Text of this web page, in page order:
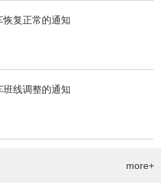
恢复正常的通知
班线调整的通知
more+